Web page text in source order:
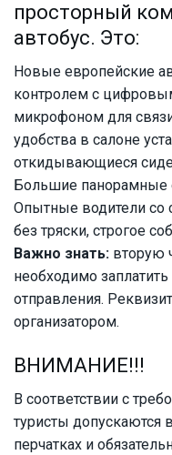
просторный
автобус. Это:
Новые европейские
контролем с
микрофоном для
удобства в салоне
откидывающиеся
Большие панорамные
Опытные водители
без тряски, строгое
Важно знать: вторую
необходимо
отправления.
организатором.
ВНИМАНИЕ!!!
В соответствии с
туристы допускаются
перчатках и